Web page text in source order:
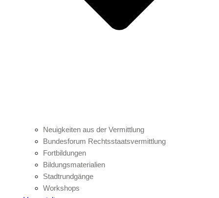
Neuigkeiten aus der Vermittlung
Bundesforum Rechtsstaatsvermittlung
Fortbildungen
Bildungsmaterialien
Stadtrundgänge
Workshops